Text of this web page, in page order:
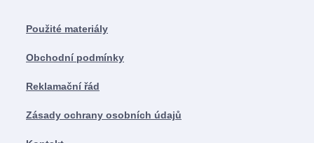
Použité materiály
Obchodní podmínky
Reklamační řád
Zásady ochrany osobních údajů